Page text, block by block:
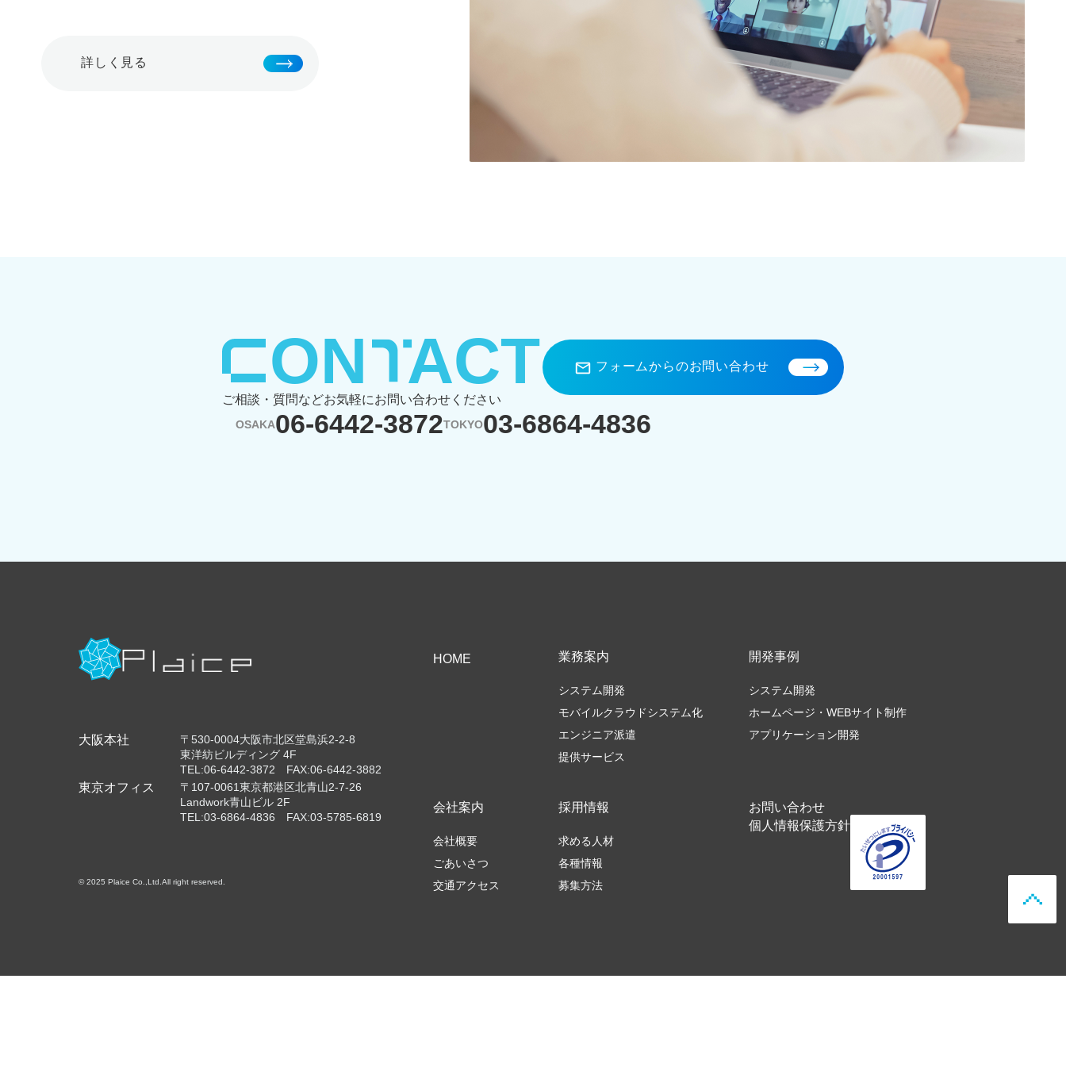
詳しく見る
⁨⁩ON ACT
ご相談・質問などお気軽にお問い合わせください
フォームからのお問い合わせ
OSAKA06-6442-3872TOKYO03-6864-4836
大阪本社
〒530-0004大阪市北区堂島浜2-2-8
東洋紡ビルディング 4F
TEL:06-6442-3872 FAX:06-6442-3882
東京オフィス
〒107-0061東京都港区北青山2-7-26
Landwork青山ビル 2F
TEL:03-6864-4836 FAX:03-5785-6819
© 2025 Plaice Co.,Ltd.All right reserved.
HOME
会社案内
会社概要
ごあいさつ
交通アクセス
業務案内
システム開発
モバイルクラウドシステム化
エンジニア派遣
提供サービス
採用情報
求める人材
各種情報
募集方法
開発事例
システム開発
ホームページ・WEBサイト制作
アプリケーション開発
お問い合わせ
個人情報保護方針